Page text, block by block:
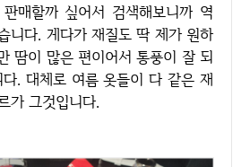
매할까 싶어서 검색해보니까 역
니다. 게다가 재질도 딱 제가 원하
땀이 많은 편이어서 통풍이 잘 되
. 대체로 여름 옷들이 다 같은 재
가 그것입니다.